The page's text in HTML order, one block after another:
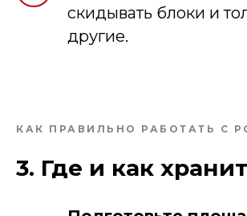
скидывать блоки и
другие.
КАК ПРАВИЛЬНО РАБОТАТЬ С
3. Где и как